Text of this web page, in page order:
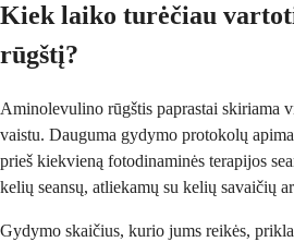
Kiek laiko turėčiau
rūgštį?
Aminolevulino rūgštis paprastai skiriama
vaistu. Dauguma gydymo protokolų
prieš kiekvieną fotodinaminės terapijos
kelių seansų, atliekamų su kelių savaičių
Gydymo skaičius, kurio jums reikės,